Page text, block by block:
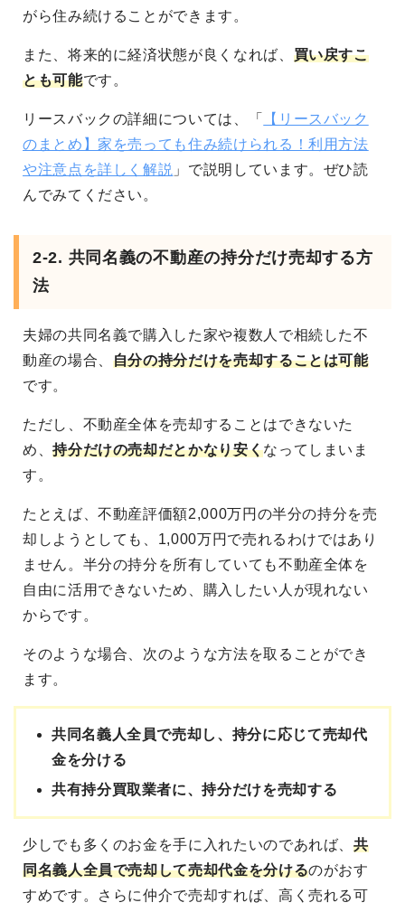
がら住み続けることができます。
また、将来的に経済状態が良くなれば、 買い戻すこ
とも可能です。
リースバックの詳細については、「
【リースバック
のまとめ】家を売っても住み続けられる！利用方法
や注意点を詳しく解説 」で説明しています。ぜひ読
んでみてください。
2-2. 共同名義の不動産の持分だけ売却する方
法
夫婦の共同名義で購入した家や複数人で相続した不
動産の場合、 自分の持分だけを売却することは可能
です。
ただし、不動産全体を売却することはできないた
め、持分だけの売却だとかなり安くなってしまいま
す。
たとえば、不動産評価額2,000万円の半分の持分を売
却しようとしても、1,000万円で売れるわけではあり
ません。半分の持分を所有していても不動産全体を
自由に活用できないため、購入したい人が現れない
からです。
そのような場合、次のような方法を取ることができ
ます。
共同名義人全員で売却し、持分に応じて売却代
金を分ける
共有持分買取業者に、持分だけを売却する
少しでも多くのお金を手に入れたいのであれば、共
同名義人全員で売却して売却代金を分けるのがおす
すめです。さらに仲介で売却すれば、高く売れる可